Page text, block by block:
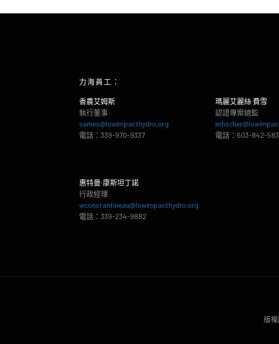
力海員工：
香農艾姆斯
執行董事
sames@lowimpacthydro.org
電話：339-970-9337
惠特曼‧康斯坦丁諾
行政經理
wconstantineau@lowimpacthydro.org
電話：339-234-9882
瑪麗艾麗絲·費雪
認證專案總監
電話：603-842-
版